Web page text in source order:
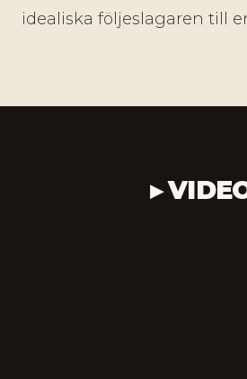
idealiska följeslagaren till
▸